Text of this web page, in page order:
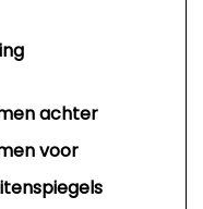
achter
voor